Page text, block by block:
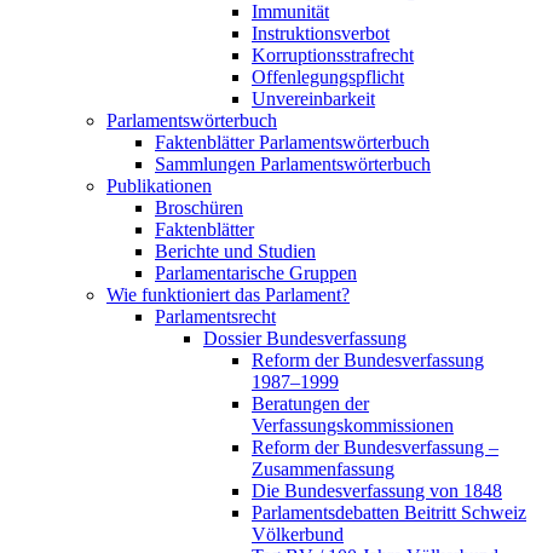
Immunität
Instruktionsverbot
Korruptionsstrafrecht
Offenlegungspflicht
Unvereinbarkeit
Parlamentswörterbuch
Faktenblätter Parlamentswörterbuch
Sammlungen Parlamentswörterbuch
Publikationen
Broschüren
Faktenblätter
Berichte und Studien
Parlamentarische Gruppen
Wie funktioniert das Parlament?
Parlamentsrecht
Dossier Bundesverfassung
Reform der Bundesverfassung
1987–1999
Beratungen der
Verfassungskommissionen
Reform der Bundesverfassung –
Zusammenfassung
Die Bundesverfassung von 1848
Parlamentsdebatten Beitritt Schweiz
Völkerbund